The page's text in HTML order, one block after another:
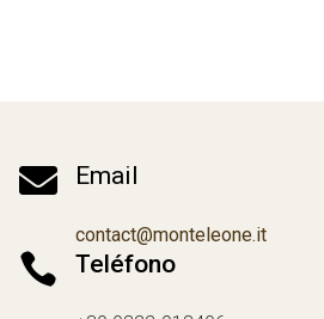
 Email
contact@monteleone.it
 Teléfono